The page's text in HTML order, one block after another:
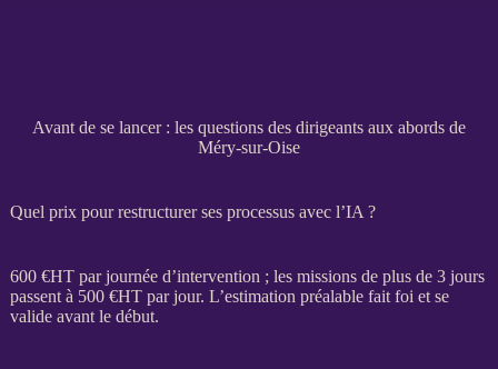
Avant de se lancer : les questions des dirigeants aux abords de
Méry-sur-Oise
Quel prix pour restructurer ses processus avec l’IA ?
600 €HTpar journée d’intervention ; les missionsde plus de 3 jours
passent à 500 €HTpar jour. L’estimation préalable fait foi et se
valide avant le début.